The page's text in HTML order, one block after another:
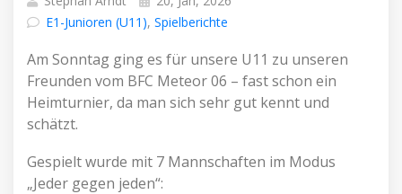
E1-Junioren (U11), Spielberichte
Am Sonntag ging es für unsere U11 zu unseren
Freunden vom BFC Meteor 06 – fast schon ein
Heimturnier, da man sich sehr gut kennt und
schätzt.
Gespielt wurde mit 7 Mannschaften im Modus
„Jeder gegen jeden“: